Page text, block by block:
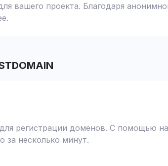
вашего проекта. Благодаря
регистрации доменов. С помощью
за несколько минут.